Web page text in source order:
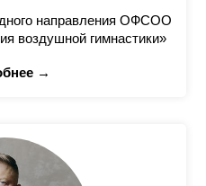
направления ОФСОО
воздушной гимнастики»
→